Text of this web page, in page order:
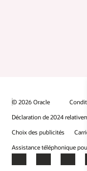
© 2026 Oracle
Déclaration de 2024
Choix des publicités
Assistance téléphonique
Facebook
X